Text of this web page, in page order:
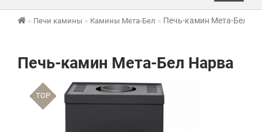
Печи камины Камины Мета-Бел Печь-камин Мета-Бел
Печь-камин Мета-Бел Нарва
TOP